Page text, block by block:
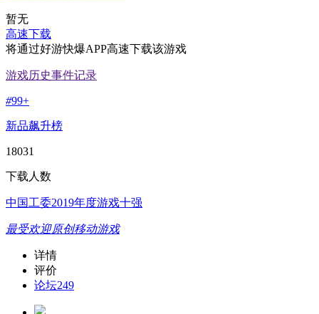
暂无
高速下载
将通过好游快爆APP高速下载该游戏
游戏历史事件记录
#99+
新品飙升榜
18031
下载人数
中国工委2019年度游戏十强
最受欢迎原创移动游戏
详情
评价
论坛249